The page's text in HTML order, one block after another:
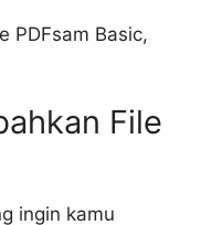
PDFsam Basic,
File
ingin kamu